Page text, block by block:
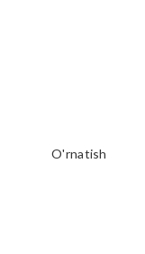
O'rnatish